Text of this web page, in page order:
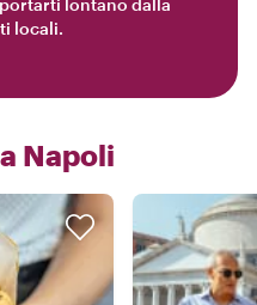
locali.
Napoli